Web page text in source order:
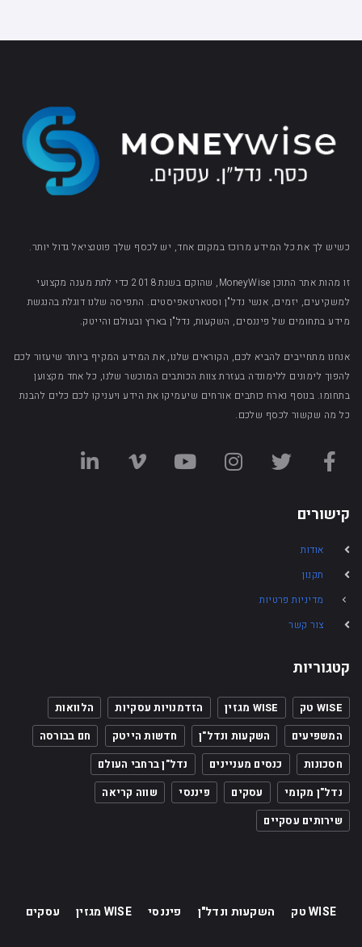
כשיש לך את כל המידע מרוכז במקום אחד, יש לכסף שלך פוטנציאל גדול יותר.
זו מהות אתר התוכן MoneyWise, שהוקם בשנת 2018 כדי לתת מענה מקצועי
למשקיעים, יזמים, אנשי נדל"ן וסטארטאפיסטים. התפיסה שלנו דוגלת בהנגשת
מידע בתחומים של פיננסים, השקעות, נדל"ן בארץ ובעולם והייטק.
אנחנו מתחייבים להביא לכם, הקוראים שלנו, את המידע המקיף ביותר שיעזור לכם
להפוך לימונים ללימונדה בעזרת צוות הכותבים המוכשר שלנו, כל אחד מקצוען
בתחומו. בנוסף נארח כותבים אורחים שיעמיקו את הידע ויעניקו לכם כלים להבנת
כל מה שקשור לכסף שלכם.
קישורים
אודות
תקנון
מדיניות פרטיות
צור קשר
קטגוריות
WISE טק WISE מגזין הזדמנויות עסקיות
הלוואות
המשפיעים
השקעות ונדל"ן חדשות הייטק
חם בבורסה
חסכונות
כנסים מעניינים
נדל"ן ברחבי העולם
נדל"ן מקומי
עסקים פיננסי
שווה קריאה
שירותים עסקיים
WISE טק השקעות ונדל"ן פיננסי WISE מגזין עסקים